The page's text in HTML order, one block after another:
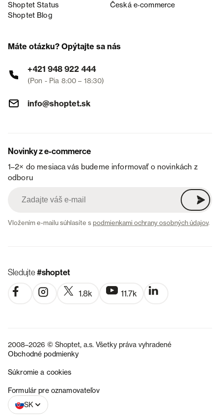
Shoptet Status
Česká e‑commerce
Shoptet Blog
Máte otázku? Opýtajte sa nás
+421 948 922 444
(Pon - Pia 8:00 – 18:30)
info@shoptet.sk
Novinky z e-commerce
1–2× do mesiaca vás budeme informovať o novinkách z
odboru
Vložením e-mailu súhlasíte spodmienkami ochrany osobných údajov.
Sledujte#shoptet
1.8k 11.7k
2008–2026 © Shoptet, a.s. Všetky práva vyhradené
Obchodné podmienky
Súkromie a cookies
Formulár pre oznamovateľov
SK